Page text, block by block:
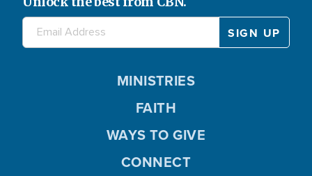
MINISTRIES
FAITH
WAYS TO GIVE
CONNECT